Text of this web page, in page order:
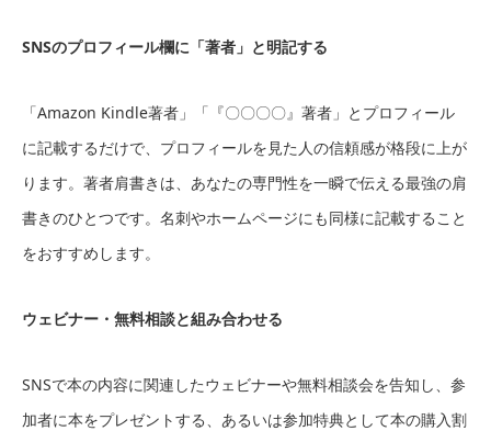
SNSのプロフィール欄に「著者」と明記する
「Amazon Kindle著者」「『〇〇〇〇』著者」とプロフィール
に記載するだけで、プロフィールを見た人の信頼感が格段に上が
ります。著者肩書きは、あなたの専門性を一瞬で伝える最強の肩
書きのひとつです。名刺やホームページにも同様に記載すること
をおすすめします。
ウェビナー・無料相談と組み合わせる
SNSで本の内容に関連したウェビナーや無料相談会を告知し、参
加者に本をプレゼントする、あるいは参加特典として本の購入割